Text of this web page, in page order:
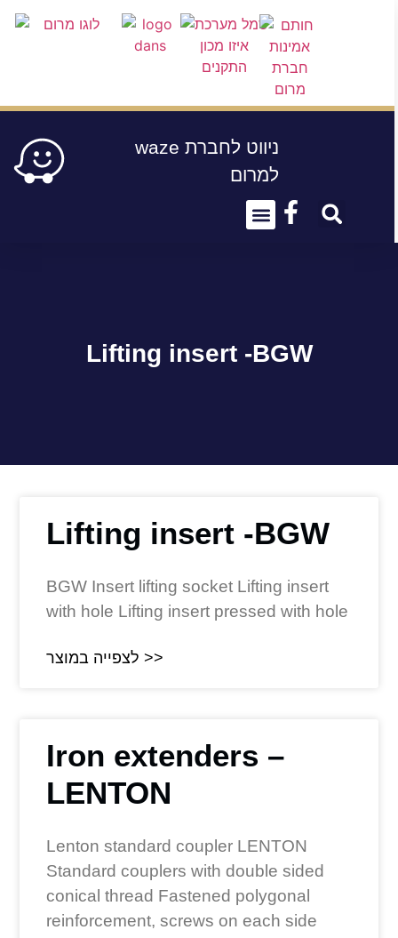
waze ניווט לחברת
למרום
Lifting insert -BGW
Lifting insert -BGW
BGW Insert lifting socket Lifting insert
with hole Lifting insert pressed with hole
לצפייה במוצר >>
Iron extenders –
LENTON
Lenton standard coupler LENTON
Standard couplers with double sided
conical thread Fastened polygonal
reinforcement, screws on each side